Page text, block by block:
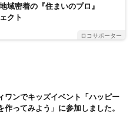
域密着の『住まいのプロ』
クト
ロコサポーター
ワンでキッズイベント「ハッピー
作ってみよう」に参加しました。